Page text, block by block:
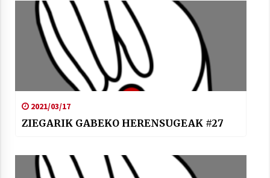
2021/03/17
ZIEGARIK GABEKO HERENSUGEAK #27